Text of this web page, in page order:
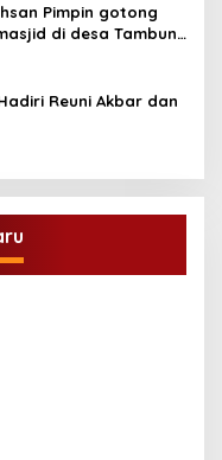
Pimpin gotong
di desa Tambun
kabupaten tebo
Reuni Akbar dan
X Dalam